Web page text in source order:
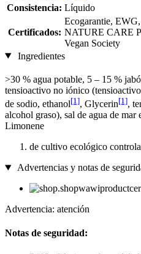
Consistencia: Líquido
Certificados:
Ecogarantie,
NATURE CARE
Vegan Society
Ingredientes
>30 % agua potable, 5 – 15 %
tensioactivo no iónico
de sodio, ethanol[1], Glycerin[1],
alcohol graso), sal de agua de mar
Limonene
de cultivo ecológico
Advertencias y notas de
Advertencia: atención
Notas de seguridad: